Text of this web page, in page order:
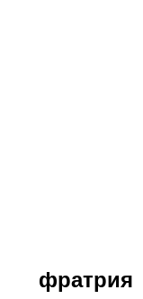
фратрия